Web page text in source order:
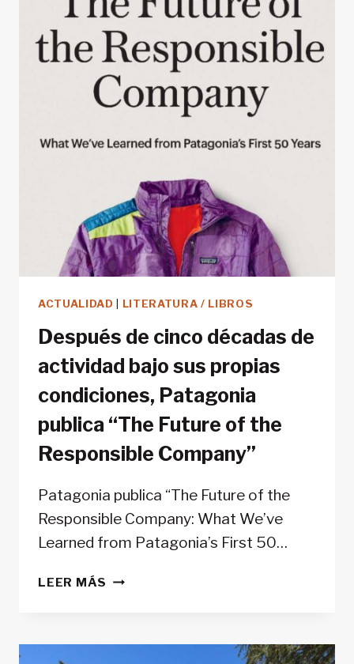
PIRINEOS
MOUNTAIN
FILM
FESTIVAL
ACTUALIDAD LITERATURA / LIBROS
Después de cinco décadas de
actividad bajo sus propias
condiciones, Patagonia
publica “The Future of the
Responsible Company”
Patagonia publica “The Future of the
Responsible Company: What We’ve
Learned from Patagonia’s First 50…
LEER MÁS DESPUÉS